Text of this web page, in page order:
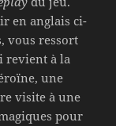
en anglais ci-
vous ressort
revient à la
une
visite à une
pour